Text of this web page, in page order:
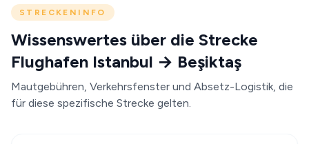
STRECKENINFO
Wissenswertes über die Strecke
Flughafen Istanbul → Beşiktaş
Mautgebühren, Verkehrsfenster und Absetz-Logistik, die
für diese spezifische Strecke gelten.